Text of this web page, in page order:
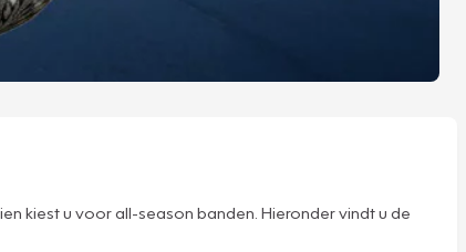
kiest u voor all-season banden. Hieronder vindt u de